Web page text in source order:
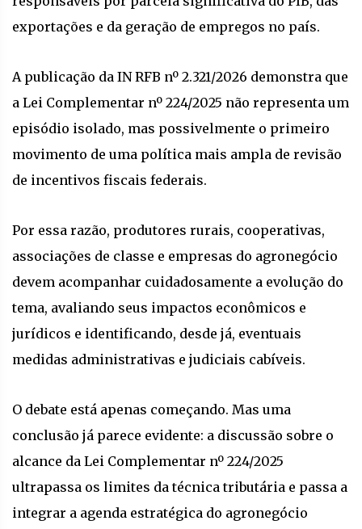
exportações e da geração de empregos no país.
A publicação da IN RFB nº 2.321/2026 demonstra que
a Lei Complementar nº 224/2025 não representa um
episódio isolado, mas possivelmente o primeiro
movimento de uma política mais ampla de revisão
de incentivos fiscais federais.
Por essa razão, produtores rurais, cooperativas,
associações de classe e empresas do agronegócio
devem acompanhar cuidadosamente a evolução do
tema, avaliando seus impactos econômicos e
jurídicos e identificando, desde já, eventuais
medidas administrativas e judiciais cabíveis.
O debate está apenas começando. Mas uma
conclusão já parece evidente: a discussão sobre o
alcance da Lei Complementar nº 224/2025
ultrapassa os limites da técnica tributária e passa a
integrar a agenda estratégica do agronegócio